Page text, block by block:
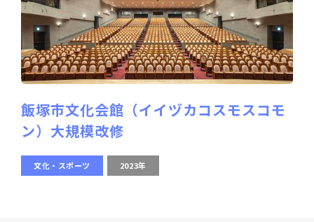
飯塚市文化会館（イイヅカコスモスコモ
ン）大規模改修
文化・スポーツ 2023年